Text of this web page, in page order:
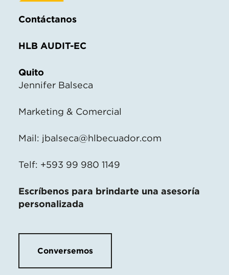
Contáctanos
HLB AUDIT-EC
Quito
Jennifer Balseca
Marketing & Comercial
Mail: jbalseca@hlbecuador.com
Telf: +593 99 980 1149
Escríbenos para brindarte una asesoría
personalizada
Conversemos